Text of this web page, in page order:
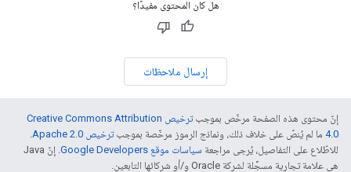
هل كان المحتوى مفيدًا؟
إرسال ملاحظات
إنّ محتوى هذه الصفحة مرخّص بموجب
ترخيص Creative Commons Attribution
4.0‏ ما لم يُنصّ على خلاف ذلك، ونماذج الرموز مرخّصة بموجبترخيص Apache 2.0‏
.
للاطّلاع على التفاصيل، يُرجى مراجعة سياسات موقع Google Developers‏
. إنّ Java
هي علامة تجارية مسجَّلة لشركة Oracle و/أو شركائها التابعين.